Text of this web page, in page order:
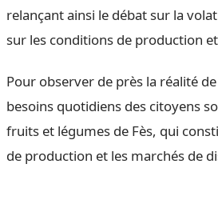
relançant ainsi le débat sur la
sur les conditions de production
Pour observer de près la réalité
besoins quotidiens des citoyens
fruits et légumes de Fès, qui
de production et les marchés de